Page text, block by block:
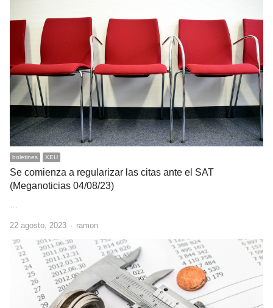
boletines XEU
Se comienza a regularizar las citas ante el SAT
(Meganoticias 04/08/23)
22 agosto, 2023 Author
ramon